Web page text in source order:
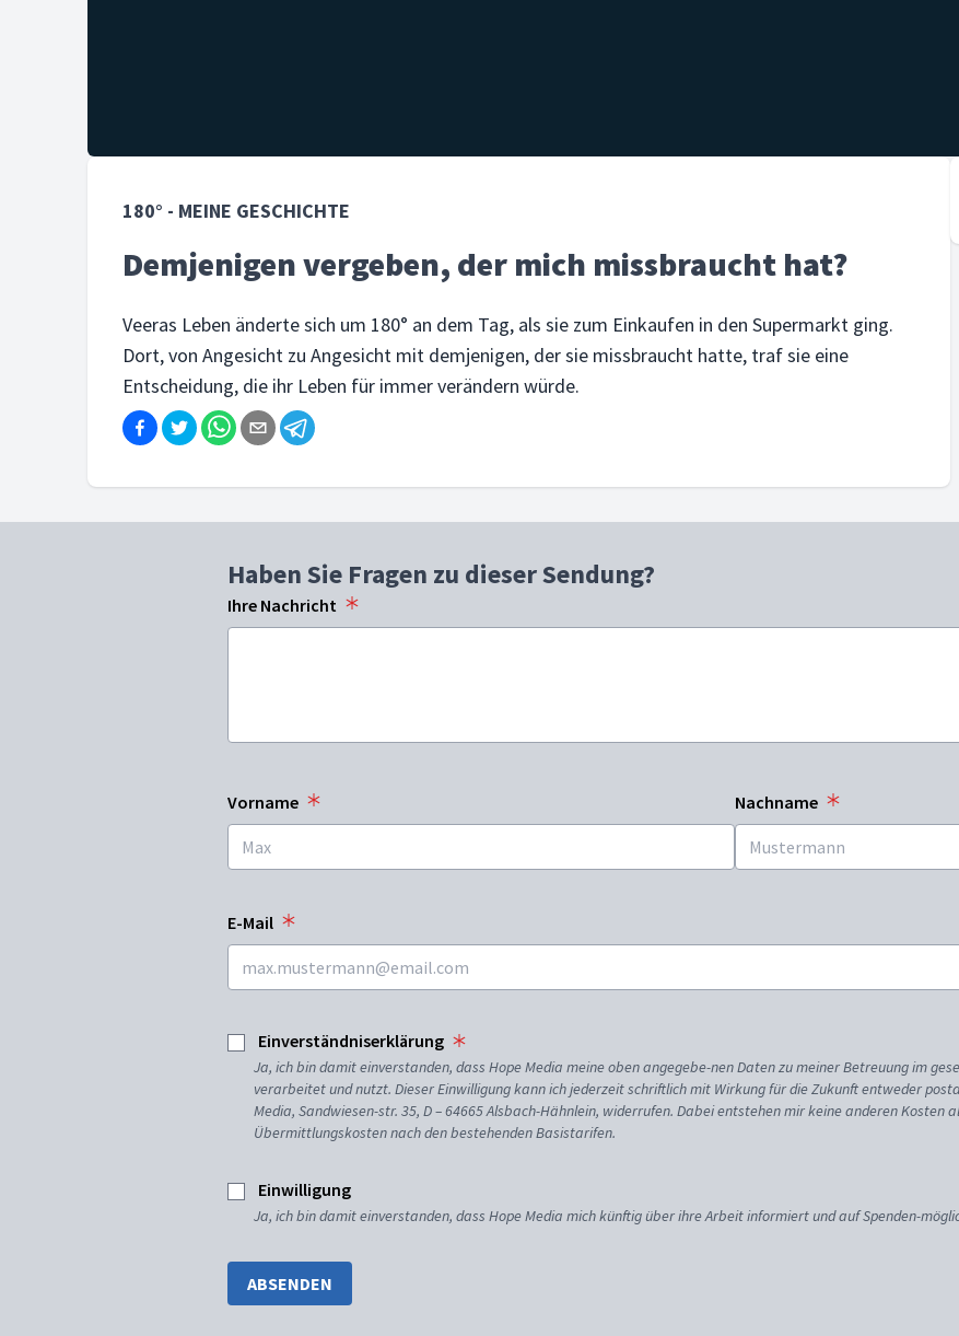
180° - MEINE GESCHICHTE
Demjenigen vergeben, der mich missbraucht hat?
Veeras Leben änderte sich um 180° an dem Tag, als sie zum Einkaufen in den Supermarkt ging.
Dort, von Angesicht zu Angesicht mit demjenigen, der sie missbraucht hatte, traf sie eine
Entscheidung, die ihr Leben für immer verändern würde.
Haben Sie Fragen zu dieser Sendung?
Ihre Nachricht
Vorname Nachname
E-Mail
Einverständniserklärung
Ja, ich bin damit einverstanden, dass Hope Media meine oben angegebe-nen Daten zu meiner Betreuung im
verarbeitet und nutzt. Dieser Einwilligung kann ich jederzeit schriftlich mit Wirkung für die Zukunft entweder
Media, Sandwiesen-str. 35, D – 64665 Alsbach-Hähnlein, widerrufen. Dabei entstehen mir keine anderen Kosten
Übermittlungskosten nach den bestehenden Basistarifen.
Einwilligung
Ja, ich bin damit einverstanden, dass Hope Media mich künftig über ihre Arbeit informiert und auf Spenden-
ABSENDEN